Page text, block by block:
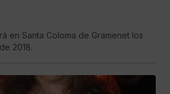
en Santa Coloma de Gramenet los
2018.